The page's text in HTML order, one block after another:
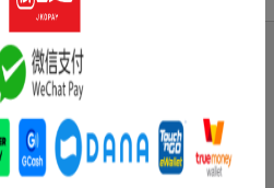
ーがありません。